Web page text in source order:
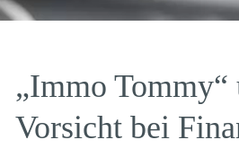
„Immo
Vorsicht bei